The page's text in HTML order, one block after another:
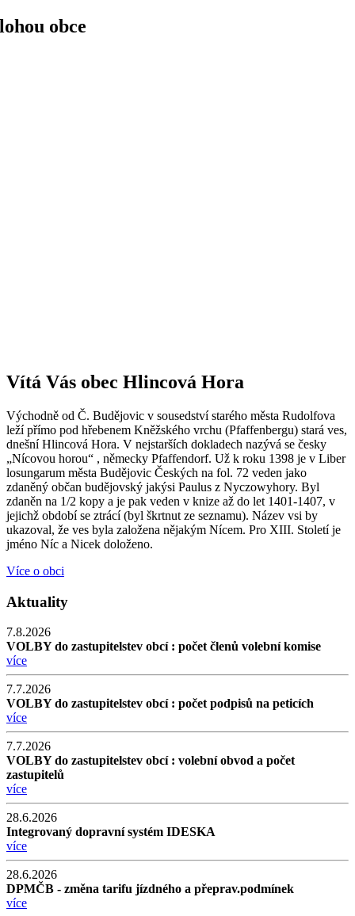
Vítá Vás obec Hlincová Hora
Východně od Č. Budějovic v sousedství starého města Rudolfova
leží přímo pod hřebenem Kněžského vrchu (Pfaffenbergu) stará ves,
dnešní Hlincová Hora. V nejstarších dokladech nazývá se česky
„Nícovou horou“ , německy Pfaffendorf. Už k roku 1398 je v Liber
losungarum města Budějovic Českých na fol. 72 veden jako
zdaněný občan budějovský jakýsi Paulus z Nyczowyhory. Byl
zdaněn na 1/2 kopy a je pak veden v knize až do let 1401-1407, v
jejichž období se ztrácí (byl škrtnut ze seznamu). Název vsi by
ukazoval, že ves byla založena nějakým Nícem. Pro XIII. Století je
jméno Níc a Nicek doloženo.
Více o obci
Aktuality
7.8.2026
VOLBY do zastupitelstev obcí : počet členů volební komise
více
7.7.2026
VOLBY do zastupitelstev obcí : počet podpisů na peticích
více
7.7.2026
VOLBY do zastupitelstev obcí : volební obvod a počet
zastupitelů
více
28.6.2026
Integrovaný dopravní systém IDESKA
více
28.6.2026
DPMČB - změna tarifu jízdného a přeprav.podmínek
více